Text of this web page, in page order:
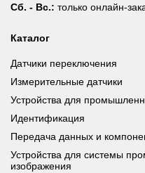
Сб. - Вс.: только онлайн-
Каталог
Датчики переключения
Измерительные датчики
Устройства для
Идентификация
Передача данных и
Устройства для системы
изображения